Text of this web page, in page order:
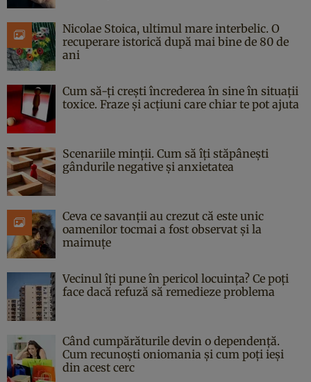
Nicolae Stoica, ultimul mare interbelic. O
recuperare istorică după mai bine de 80 de
ani
Cum să-ți crești încrederea în sine în situații
toxice. Fraze și acțiuni care chiar te pot ajuta
Scenariile minții. Cum să îți stăpânești
gândurile negative și anxietatea
Ceva ce savanții au crezut că este unic
oamenilor tocmai a fost observat și la
maimuțe
Vecinul îți pune în pericol locuința? Ce poți
face dacă refuză să remedieze problema
Când cumpărăturile devin o dependență.
Cum recunoști oniomania și cum poți ieși
din acest cerc